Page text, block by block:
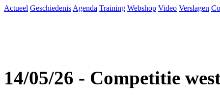
Actueel Geschiedenis Agenda Training Webshop Video Verslagen
14/05/26 - Competitie